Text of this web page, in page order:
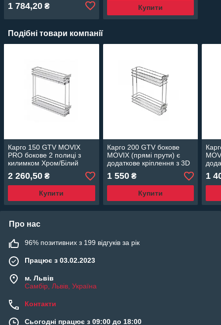
1 784,20 ₴ Купити
Подібні товари компанії
Карго 150 GTV MOVIX
PRO бокове 2 полиці з
килимком Хром/Білий
2 260,50 ₴
Купити
Карго 200 GTV бокове
MOVIX (прямі прути) є
додаткове кріплення з 3D
для напр. кулькової Хром
1 550₴
Купити
для
1
Про нас
96% позитивних з 199 відгуків за рік
Працює з 03.02.2023
м. Львів
Самбір, Львів, Україна
Контакти
Сьогодні працює з 09:00 до 18:00